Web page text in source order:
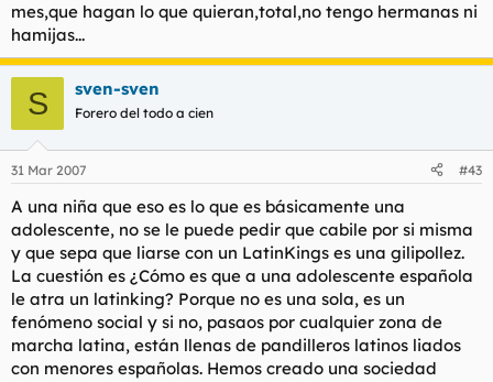
mes,que hagan lo que quieran,total,no tengo hermanas ni
hamijas...
S sven-sven
Forero del todo a cien
31 Mar 2007 #43
A una niña que eso es lo que es básicamente una
adolescente, no se le puede pedir que cabile por si misma
y que sepa que liarse con un LatinKings es una gilipollez.
La cuestión es ¿Cómo es que a una adolescente española
le atra un latinking? Porque no es una sola, es un
fenómeno social y si no, pasaos por cualquier zona de
marcha latina, están llenas de pandilleros latinos liados
con menores españolas. Hemos creado una sociedad